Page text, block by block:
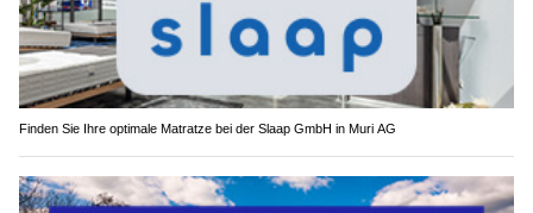
Finden Sie Ihre optimale Matratze bei der Slaap GmbH in Muri AG